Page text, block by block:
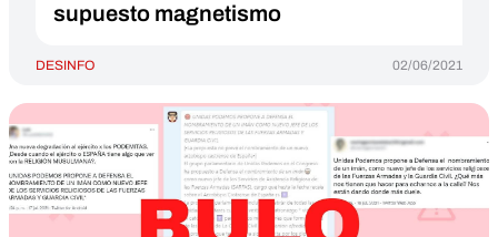
supuesto magnetismo
DESINFO 02/06/2021